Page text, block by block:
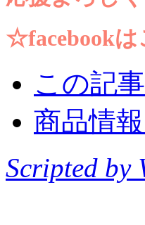
☆facebookは
この記
商品情
Scripted by